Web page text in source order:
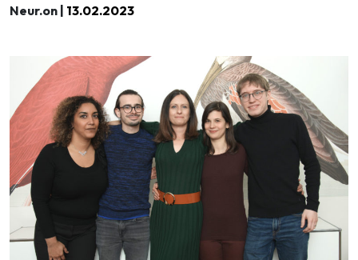
Neur.on | 13.02.2023